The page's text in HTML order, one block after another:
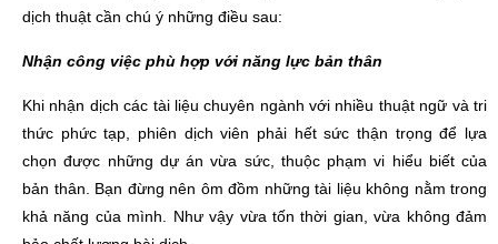
dịch thuật cần chú ý những điều sau:
Nhận công việc phù hợp với năng lực bản thân
Khi nhận dịch các tài liệu chuyên ngành với nhiều thuật ngữ và tri
thức phức tạp, phiên dịch viên phải hết sức thận trọng để lựa
chọn được những dự án vừa sức, thuộc phạm vi hiểu biết của
bản thân. Bạn đừng nên ôm đồm những tài liệu không nằm trong
khả năng của mình. Như vậy vừa tốn thời gian, vừa không đảm